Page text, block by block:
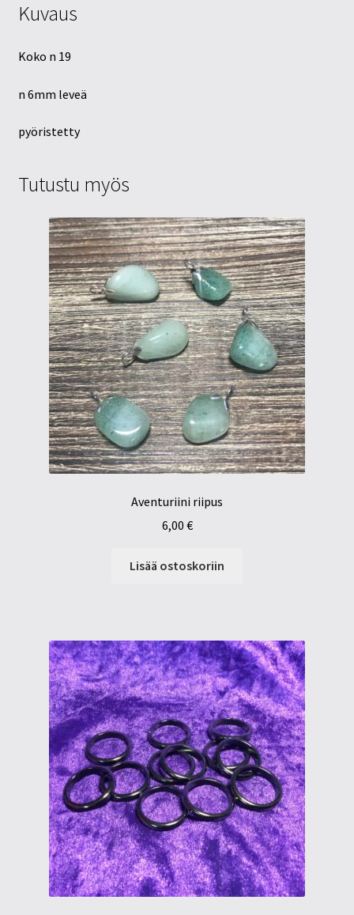
Kuvaus
Koko n 19
n 6mm leveä
pyöristetty
Tutustu myös
Aventuriini riipus
6,00 €
Lisää ostoskoriin